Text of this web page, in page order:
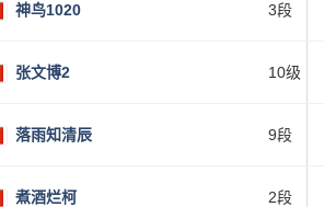
神鸟1020 3段
张文博2 10级
落雨知清辰 9段
煮酒烂柯 2段